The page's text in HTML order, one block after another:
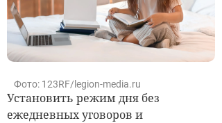
Фото: 123RF/legion-media.ru
Установить режим дня без
ежедневных уговоров и